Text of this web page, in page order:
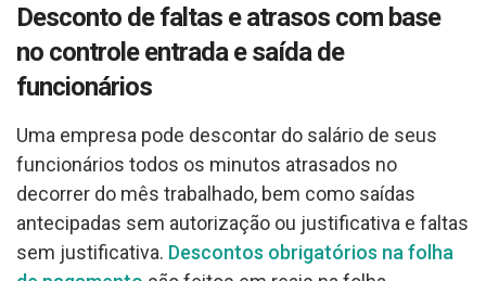
Desconto de faltas e atrasos com base
no controle entrada e saída de
funcionários
Uma empresa pode descontar do salário de seus
funcionários todos os minutos atrasados no
decorrer do mês trabalhado, bem como saídas
antecipadas sem autorização ou justificativa e faltas
sem justificativa. Descontos obrigatórios na folha